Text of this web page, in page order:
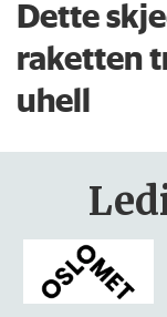
Dette
raketten
uhell